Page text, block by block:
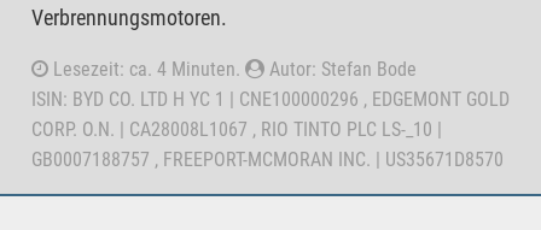
Verbrennungsmotoren.
Lesezeit: ca. 4 Minuten.
Autor: Stefan Bode
ISIN: BYD CO. LTD H YC 1 | CNE100000296 , EDGEMONT GOLD
CORP. O.N. | CA28008L1067 , RIO TINTO PLC LS-_10 |
GB0007188757 , FREEPORT-MCMORAN INC. | US35671D8570